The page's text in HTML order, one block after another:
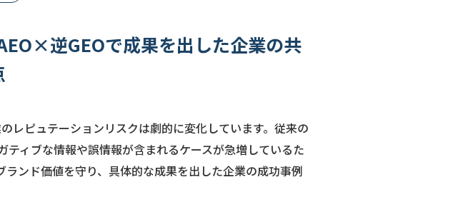
逆GEOで成果を出した企業の共
レピュテーションリスクは劇的に変化しています。従来の
ィブな情報や誤情報が含まれるケースが急増しているた
ンド価値を守り、具体的な成果を出した企業の成功事例